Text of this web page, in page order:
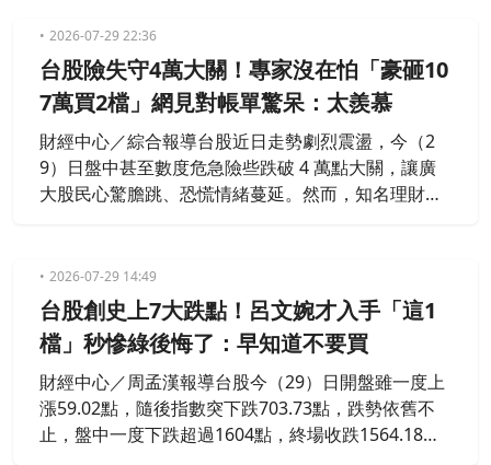
就曾發下諸多類似言論，不僅曾加碼1千萬資金一口
氣大買了90張0050，還曾大手筆砸下3千萬元，買進0
050，即便當時虧錢仍絲毫不畏懼地兌現承諾。
2026-07-29 22:36
台股險失守4萬大關！專家沒在怕「豪砸10
7萬買2檔」網見對帳單驚呆：太羨慕
財經中心／綜合報導台股近日走勢劇烈震盪，今（2
9）日盤中甚至數度危急險些跌破 4 萬點大關，讓廣
大股民心驚膽跳、恐慌情緒蔓延。然而，知名理財作
金，買入「這2擋」，讓網友們驚喊「非常正確的示
範」。
2026-07-29 14:49
台股創史上7大跌點！呂文婉才入手「這1
檔」秒慘綠後悔了：早知道不要買
財經中心／周孟漢報導台股今（29）日開盤雖一度上
漲59.02點，隨後指數突下跌703.73點，跌勢依舊不
止，盤中一度下跌超過1604點，終場收跌1564.18